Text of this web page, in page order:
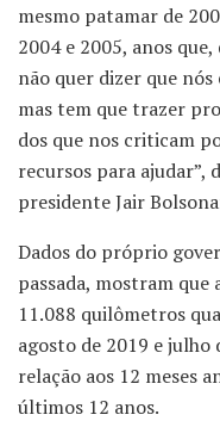
mesmo patamar de
2004 e 2005, anos
não quer dizer que
mas tem que trazer
dos que nos criticam
recursos para ajudar”,
presidente Jair
Dados do próprio
passada, mostram
11.088 quilômetros
agosto de 2019 e julho
relação aos 12 meses
últimos 12 anos.